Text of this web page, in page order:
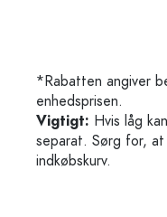
*Rabatten angiver
enhedsprisen.
Vigtigt: Hvis låg
separat. Sørg for,
indkøbskurv.